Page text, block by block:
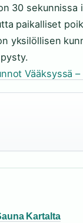
30
paikalliset
yksilöllisen
Vääksyssä
Kartalta